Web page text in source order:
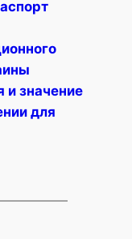
и значение
для